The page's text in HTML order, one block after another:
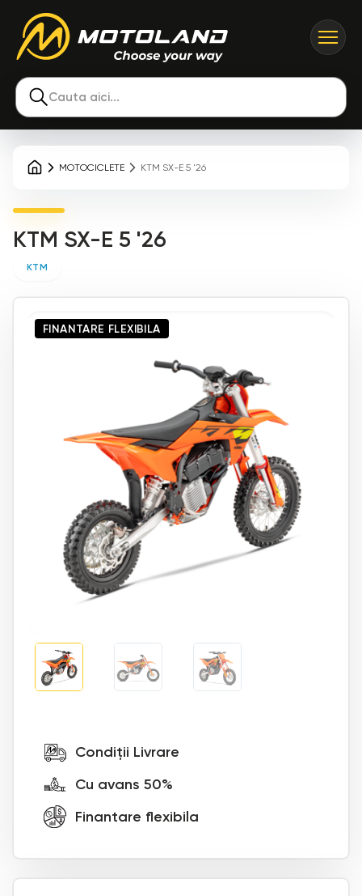
Cauta aici...
MOTOCICLETE KTM SX-E 5 '26
KTM SX-E 5 '26
KTM
FINANTARE FLEXIBILA
Condiții Livrare
Cu avans 50%
Finantare flexibila